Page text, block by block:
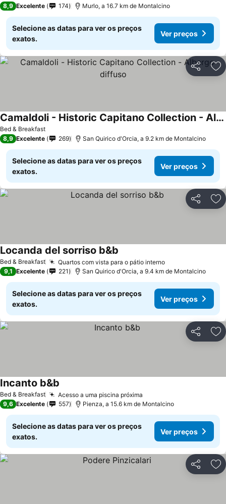
8,9 Excelente 174 Murlo, a 16.7 km de Montalcino
Selecione as datas para ver os preços
exatos.
Ver preços
Partilhar
Bed & Breakfast
Camaldoli - Historic Capitano Collection - Albergo diffuso
Ver preços
8,9 Excelente 269 San Quirico d'Orcia, a 9.2 km de Montalcino
Selecione as datas para ver os preços
exatos.
Ver preços
Partilhar
Bed & Breakfast Quartos com vista para o pátio internoVer preços
Locanda del sorriso b&b
9,1 Excelente 221 San Quirico d'Orcia, a 9.4 km de Montalcino
Selecione as datas para ver os preços
exatos.
Ver preços
Partilhar
Bed & Breakfast Acesso a uma piscina próxima
Incanto b&b
9,6 Excelente 557 Pienza, a 15.6 km de Montalcino
Selecione as datas para ver os preços
exatos.
Ver preços
Partilhar